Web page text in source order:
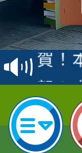
賀！
賽 洪
名
賀！
倩參
名 指
賀！
園市
指導
賀！
賽
賀